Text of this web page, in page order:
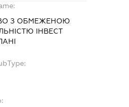
З ОБМЕЖЕНОЮ
ІНВЕСТ